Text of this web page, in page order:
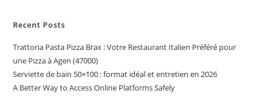
Recent Posts
Trattoria Pasta Pizza Brax : Votre Restaurant Italien Préféré pour
une Pizza à Agen (47000)
Serviette de bain 50×100 : format idéal et entretien en 2026
A Better Way to Access Online Platforms Safely